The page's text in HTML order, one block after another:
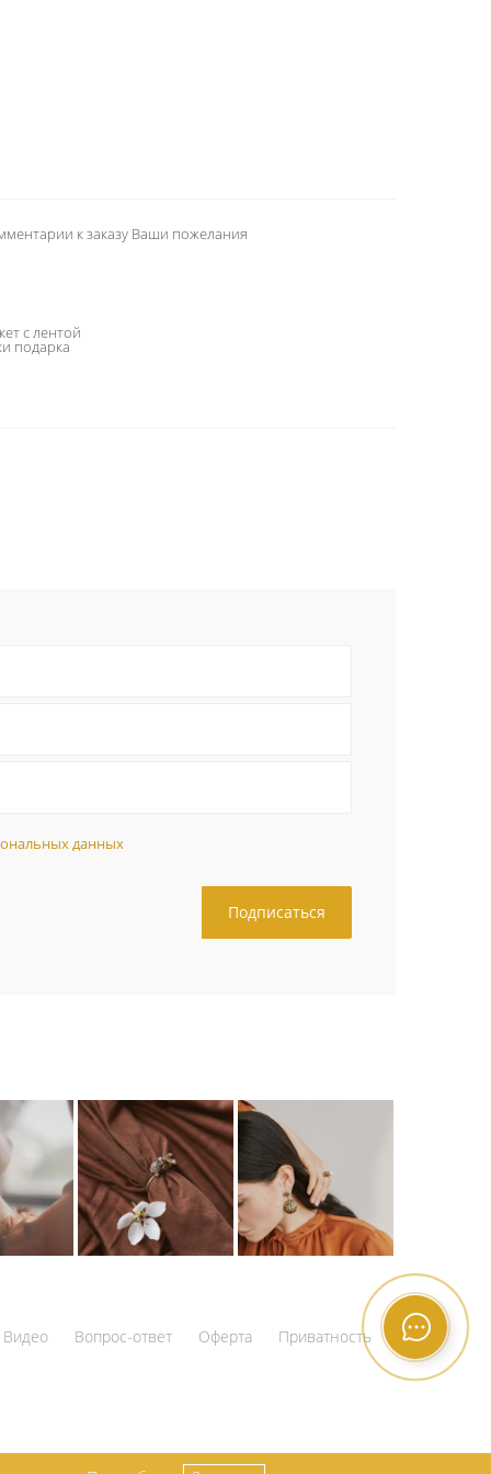
к заказу Ваши пожелания
с лентой
подарка
данных
Видео Вопрос-ответ Оферта Приватность